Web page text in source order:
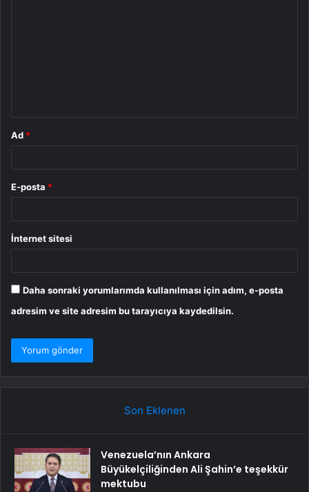
Ad *
E-posta *
İnternet sitesi
Daha sonraki yorumlarımda kullanılması için adım, e-posta
adresim ve site adresim bu tarayıcıya kaydedilsin.
Son Eklenen
Venezuela’nın Ankara
Büyükelçiliğinden Ali Şahin’e teşekkür
mektubu